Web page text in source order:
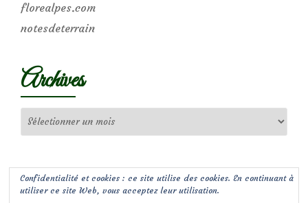
florealpes.com
notesdeterrain
Archives
Confidentialité et cookies : ce site utilise des cookies. En continuant à
utiliser ce site Web, vous acceptez leur utilisation.